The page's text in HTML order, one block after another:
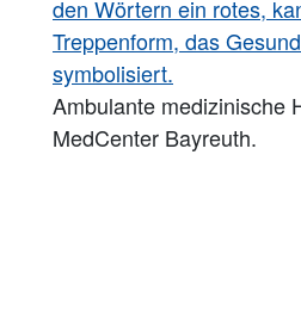
Ambulante medizinische
MedCenter Bayreuth.